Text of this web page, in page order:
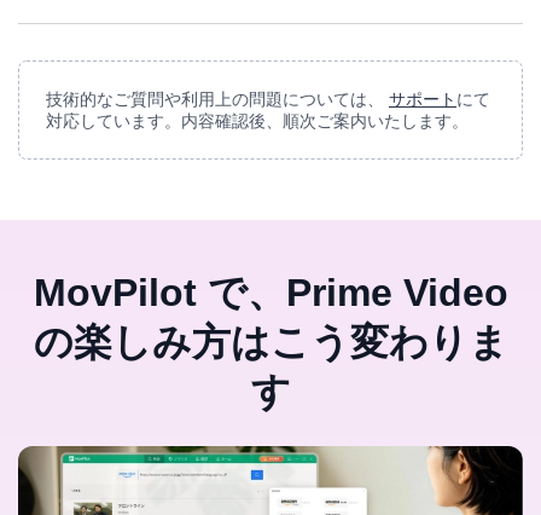
技術的なご質問や利用上の問題については、 サポート にて
対応しています。内容確認後、順次ご案内いたします。
MovPilot で、Prime Video
の楽しみ方はこう変わりま
す